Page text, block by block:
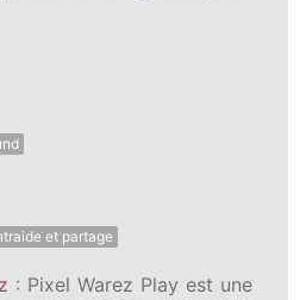
et partage
: Pixel Warez Play est une